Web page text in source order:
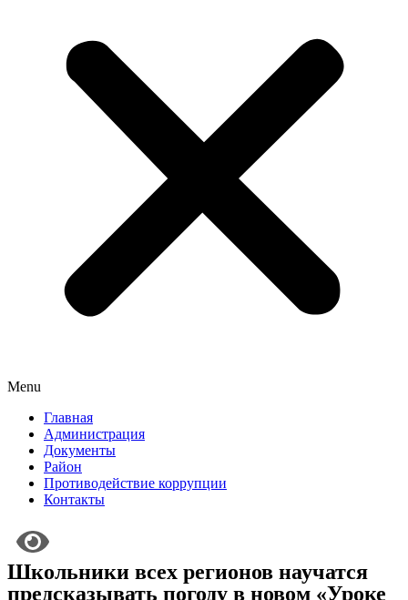
Menu
Главная
Администрация
Документы
Район
Противодействие коррупции
Контакты
Школьники всех регионов научатся
предсказывать погоду в новом «Уроке